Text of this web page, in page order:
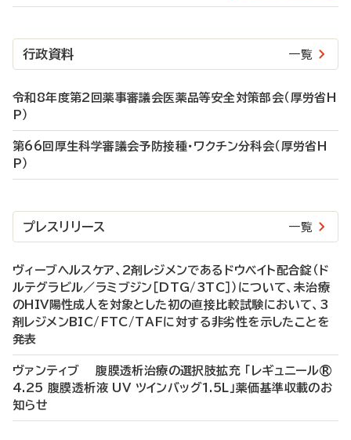
行政資料 一覧
令和8年度第2回薬事審議会医薬品等安全対策部会（厚労省H
P）
第66回厚生科学審議会予防接種・ワクチン分科会（厚労省H
P）
プレスリリース 一覧
ヴィーブヘルスケア、2剤レジメンであるドウベイト配合錠（ド
ルテグラビル／ラミブジン［DTG/3TC］）について、未治療
のHIV陽性成人を対象とした初の直接比較試験において、3
剤レジメンBIC/FTC/TAFに対する非劣性を示したことを
発表
ヴァンティブ 腹膜透析治療の選択肢拡充 「レギュニール®
4.25 腹膜透析液 UV ツインバッグ1.5L」薬価基準収載のお
知らせ